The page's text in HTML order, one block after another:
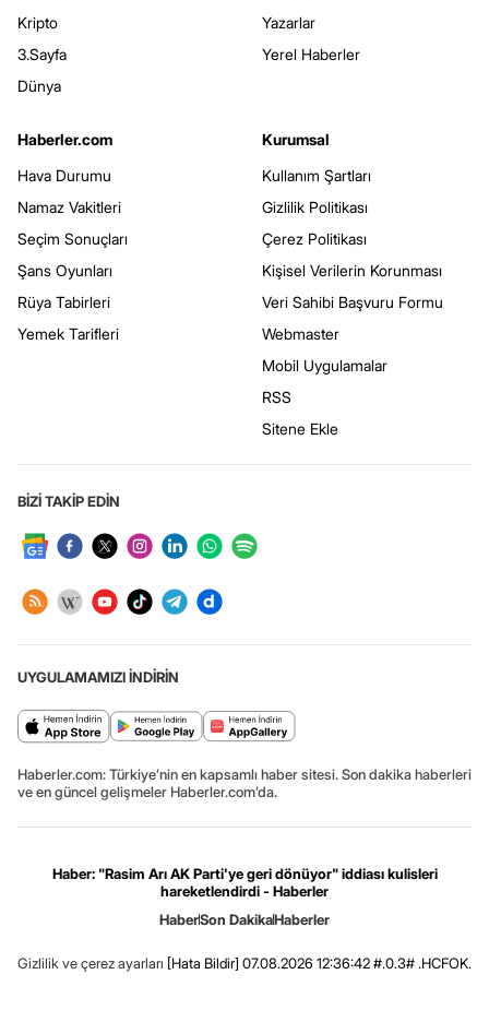
Kripto
3.Sayfa
Dünya
Yazarlar
Yerel Haberler
Haberler.com
Hava Durumu
Namaz Vakitleri
Seçim Sonuçları
Şans Oyunları
Rüya Tabirleri
Yemek Tarifleri
Kurumsal
Kullanım Şartları
Gizlilik Politikası
Çerez Politikası
Kişisel Verilerin Korunması
Veri Sahibi Başvuru Formu
Webmaster
Mobil Uygulamalar
RSS
Sitene Ekle
BİZİ TAKİP EDİN
UYGULAMAMIZI İNDİRİN
Haberler.com: Türkiye’nin en kapsamlı haber sitesi. Son dakika haberleri
ve en güncel gelişmeler Haberler.com’da.
Haber: "Rasim Arı AK Parti'ye geri dönüyor" iddiası kulisleri
hareketlendirdi - Haberler
HaberSon DakikaHaberler
Gizlilik ve çerez ayarları [Hata Bildir] 07.08.2026 12:36:42 #.0.3# .HCFOK.